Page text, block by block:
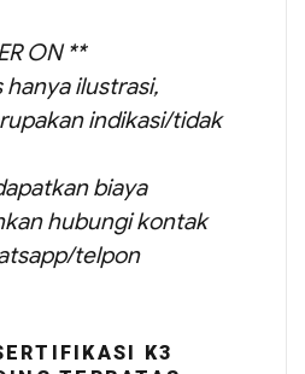
ON **
hanya ilustrasi,
indikasi/tidak
biaya
hubungi kontak
telpon
K3